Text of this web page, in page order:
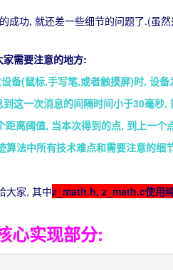
成功, 就还差一些细节的问题了.(虽
需要注意的地方:
备(鼠标,手写笔,或者触摸屏)时, 设
一次消息的间隔时间小于30毫秒,
离阈值, 当本次得到的点, 到上一
法中所有技术难点和需要注意的细
大家, 其中z_math.h, z_math.c使用
心实现部分: